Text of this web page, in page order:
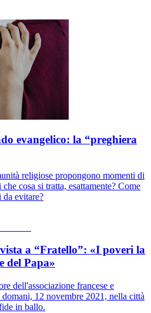
evangelico: la “preghiera
religiose propongono momenti di
cosa si tratta, esattamente? Come
evitare?
a “Fratello”: «I poveri la
del Papa»
dell'associazione francese e
12 novembre 2021, nella città
in ballo.